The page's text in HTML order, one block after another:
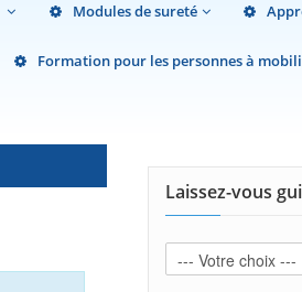
Modules de sureté
Formation pour les personnes à
Laissez-vous